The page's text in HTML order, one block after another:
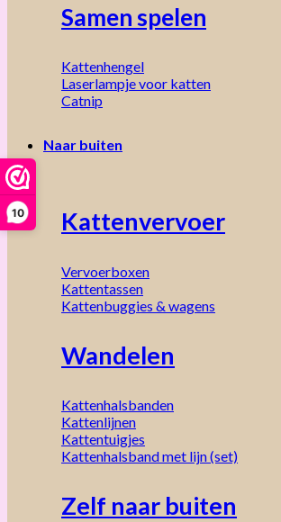
10
Samen spelen
Kattenhengel
Laserlampje voor katten
Catnip
Naar buiten
Kattenvervoer
Vervoerboxen
Kattentassen
Kattenbuggies & wagens
Wandelen
Kattenhalsbanden
Kattenlijnen
Kattentuigjes
Kattenhalsband met lijn (set)
Zelf naar buiten